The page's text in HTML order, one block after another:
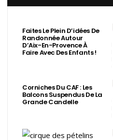
Faites Le Plein D’idées De
Randonnée Autour
D’Aix-En-Provence À
Faire Avec Des Enfants !
Corniches Du CAF : Les
Balcons Suspendus De La
Grande Candelle